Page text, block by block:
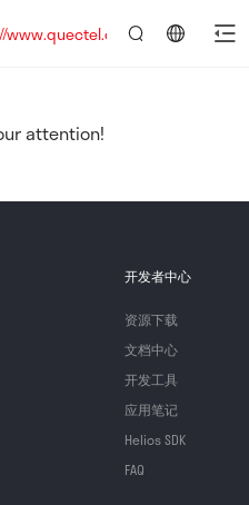
attention!
开发者中心
资源下载
文档中心
开发工具
应用笔记
Helios SDK
FAQ